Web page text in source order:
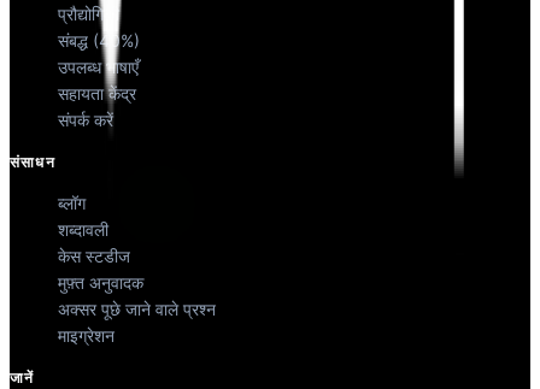
प्रौद्योगिकी
संबद्ध (40%)
उपलब्ध भाषाएँ
सहायता केंद्र
संपर्क करें
संसाधन
ब्लॉग
शब्दावली
केस स्टडीज
मुफ़्त अनुवादक
अक्सर पूछे जाने वाले प्रश्न
माइग्रेशन
जानें